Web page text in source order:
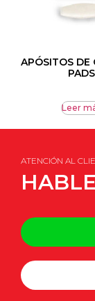
APÓSITOS DE
PADS
Leer
ATENCIÓN AL